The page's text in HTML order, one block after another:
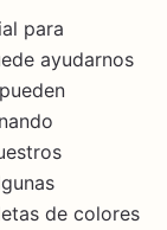
para
ayudarnos
de colores